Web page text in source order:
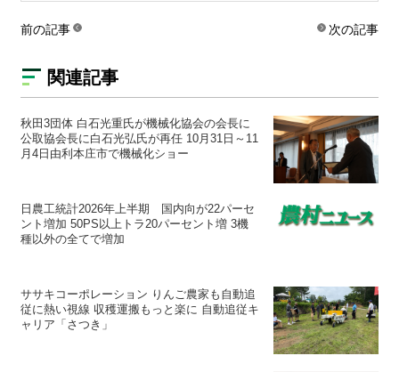
前の記事 次の記事
関連記事
秋田3団体 白石光重氏が機械化協会の会長に
公取協会長に白石光弘氏が再任 10月31日～11
月4日由利本庄市で機械化ショー
日農工統計2026年上半期 国内向が22パーセ
ント増加 50PS以上トラ20パーセント増 3機
種以外の全てで増加
ササキコーポレーション りんご農家も自動追
従に熱い視線 収穫運搬もっと楽に 自動追従キ
ャリア「さつき」